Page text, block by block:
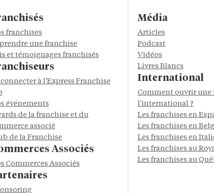
franchises
une franchise
et témoignages franchisés
connecter à l'Express Franchise
événements
de la franchise et du
associé
de la Franchise
Associés
Commerces Associés
Média
Articles
Podcast
Vidéos
Livres Blancs
International
Comment ouvrir une
l'international ?
Les franchises en
Les franchises en
Les franchises en
Les franchises au
Les franchises au